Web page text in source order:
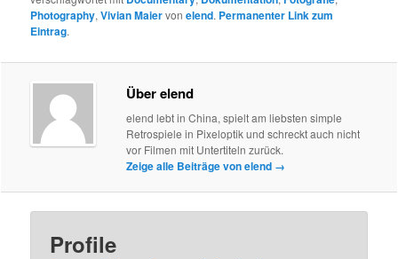
Photography,Vivian Maiervonelend. Permanenter Link zum
Eintrag.
Über elend
elend lebt in China, spielt am liebsten simple
Retrospiele in Pixeloptik und schreckt auch nicht
vor Filmen mit Untertiteln zurück.
Zeige alle Beiträge von elend →
Profile